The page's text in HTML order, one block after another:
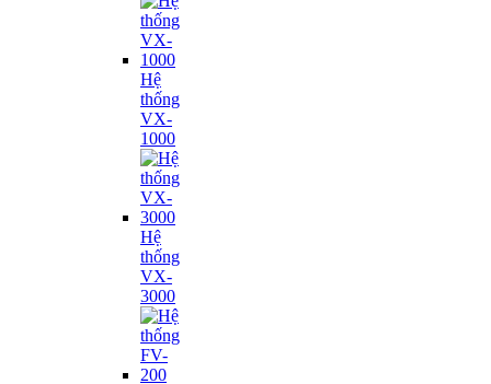
Hệ
thống
VX-
1000
Hệ
thống
VX-
3000